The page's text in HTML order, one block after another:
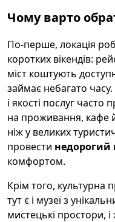
Чому варто
По-перше, локація
коротких вікендів:
міст коштують
займає небагато
і якості послуг часто
на проживання, кафе й
ніж у великих
провести недорогий
комфортом.
Крім того, культурна
тут є і музеї з
мистецькі простори, і